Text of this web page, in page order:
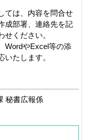
ては、内容を問合せ
成部署、連絡先を記
ください。
WordやExcel等の添
たします。
秘書広報係